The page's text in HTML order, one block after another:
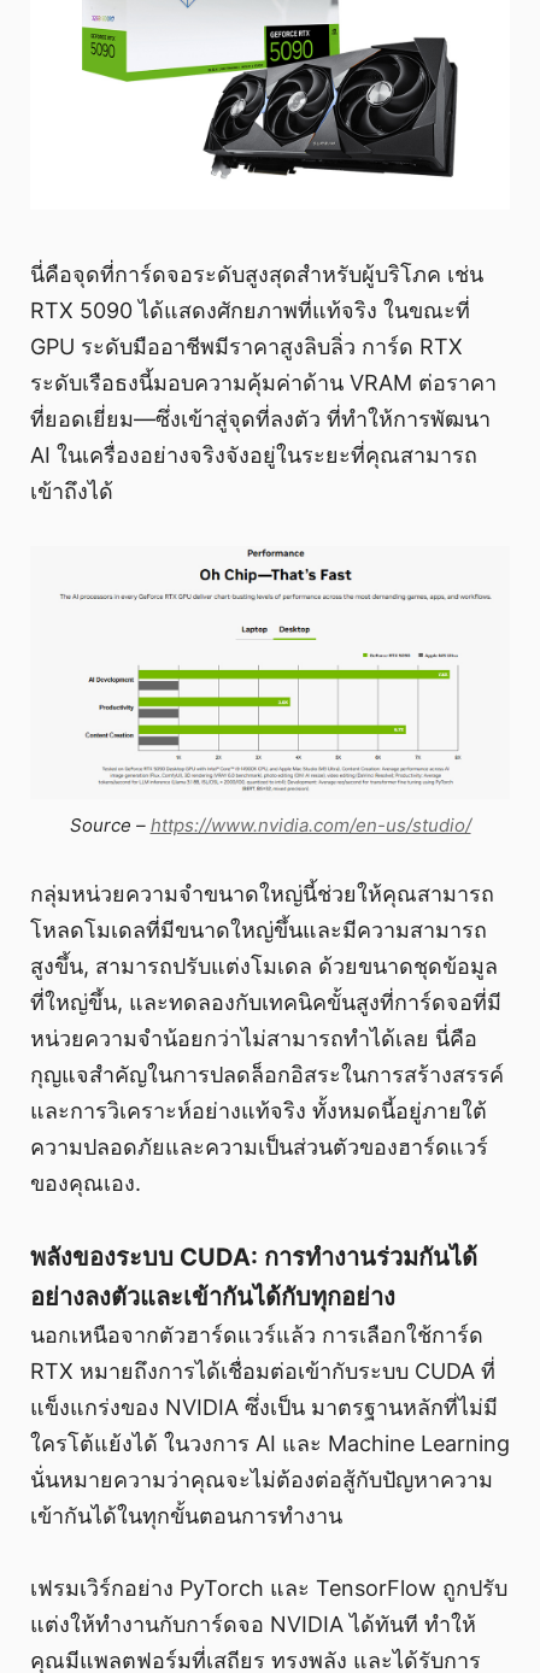
นี่คือจุดที่การ์ดจอระดับสูงสุดสำหรับผู้บริโภค เช่น
RTX 5090 ได้แสดงศักยภาพที่แท้จริง ในขณะที่
GPU ระดับมืออาชีพมีราคาสูงลิบลิ่ว การ์ด RTX
ระดับเรือธงนี้มอบความคุ้มค่าด้าน VRAM ต่อราคา
ที่ยอดเยี่ยม—ซึ่งเข้าสู่จุดที่ลงตัว ที่ทำให้การพัฒนา
AI ในเครื่องอย่างจริงจังอยู่ในระยะที่คุณสามารถ
เข้าถึงได้
Source – https://www.nvidia.com/en-us/studio/
กลุ่มหน่วยความจำขนาดใหญ่นี้ช่วยให้คุณสามารถ
โหลดโมเดลที่มีขนาดใหญ่ขึ้นและมีความสามารถ
สูงขึ้น, สามารถปรับแต่งโมเดล ด้วยขนาดชุดข้อมูล
ที่ใหญ่ขึ้น, และทดลองกับเทคนิคขั้นสูงที่การ์ดจอที่มี
หน่วยความจำน้อยกว่าไม่สามารถทำได้เลย นี่คือ
กุญแจสำคัญในการปลดล็อกอิสระในการสร้างสรรค์
และการวิเคราะห์อย่างแท้จริง ทั้งหมดนี้อยู่ภายใต้
ความปลอดภัยและความเป็นส่วนตัวของฮาร์ดแวร์
ของคุณเอง.
พลังของระบบ CUDA: การทำงานร่วมกันได้
อย่างลงตัวและเข้ากันได้กับทุกอย่าง
นอกเหนือจากตัวฮาร์ดแวร์แล้ว การเลือกใช้การ์ด
RTX หมายถึงการได้เชื่อมต่อเข้ากับระบบ CUDA ที่
แข็งแกร่งของ NVIDIA ซึ่งเป็น มาตรฐานหลักที่ไม่มี
ใครโต้แย้งได้ ในวงการ AI และ Machine Learning
นั่นหมายความว่าคุณจะไม่ต้องต่อสู้กับปัญหาความ
เข้ากันได้ในทุกขั้นตอนการทำงาน
เฟรมเวิร์กอย่าง PyTorch และ TensorFlow ถูกปรับ
แต่งให้ทำงานกับการ์ดจอ NVIDIA ได้ทันที ทำให้
คุณมีแพลตฟอร์มที่เสถียร ทรงพลัง และได้รับการ